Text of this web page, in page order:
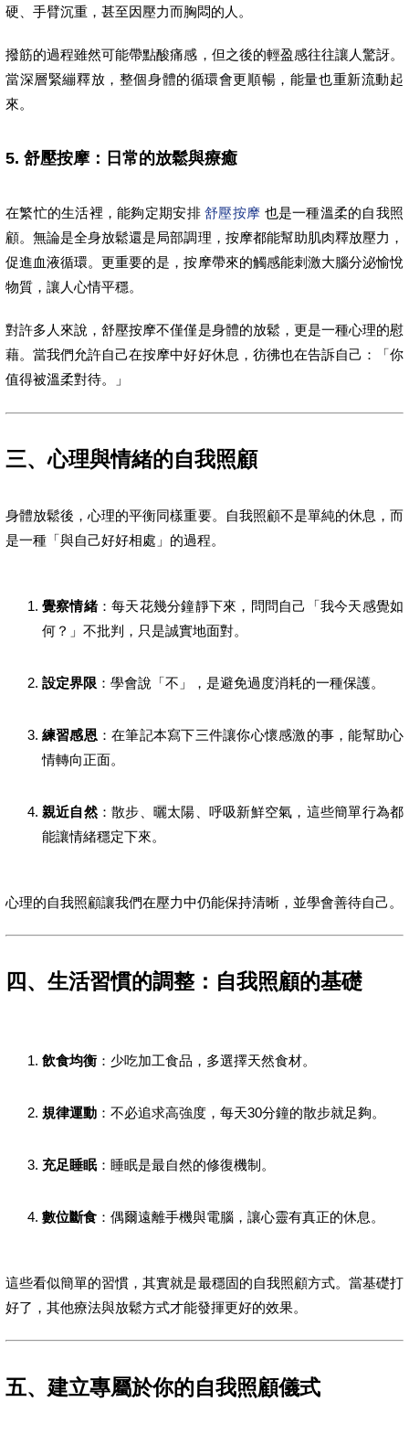
硬、手臂沉重，甚至因壓力而胸悶的人。
撥筋的過程雖然可能帶點酸痛感，但之後的輕盈感往往讓人驚訝。
當深層緊繃釋放，整個身體的循環會更順暢，能量也重新流動起
來。
5. 舒壓按摩：日常的放鬆與療癒
在繁忙的生活裡，能夠定期安排舒壓按摩 也是一種溫柔的自我照
顧。無論是全身放鬆還是局部調理，按摩都能幫助肌肉釋放壓力，
促進血液循環。更重要的是，按摩帶來的觸感能刺激大腦分泌愉悅
物質，讓人心情平穩。
對許多人來說，舒壓按摩不僅僅是身體的放鬆，更是一種心理的慰
藉。當我們允許自己在按摩中好好休息，彷彿也在告訴自己：「你
值得被溫柔對待。」
三、心理與情緒的自我照顧
身體放鬆後，心理的平衡同樣重要。自我照顧不是單純的休息，而
是一種「與自己好好相處」的過程。
覺察情緒：每天花幾分鐘靜下來，問問自己「我今天感覺如
何？」不批判，只是誠實地面對。
設定界限 ：學會說「不」，是避免過度消耗的一種保護。
練習感恩 ：在筆記本寫下三件讓你心懷感激的事，能幫助心
情轉向正面。
親近自然：散步、曬太陽、呼吸新鮮空氣，這些簡單行為都
能讓情緒穩定下來。
心理的自我照顧讓我們在壓力中仍能保持清晰，並學會善待自己。
四、生活習慣的調整：自我照顧的基礎
飲食均衡 ：少吃加工食品，多選擇天然食材。
規律運動 ：不必追求高強度，每天30分鐘的散步就足夠。
充足睡眠：睡眠是最自然的修復機制。
數位斷食 ：偶爾遠離手機與電腦，讓心靈有真正的休息。
這些看似簡單的習慣，其實就是最穩固的自我照顧方式。當基礎打
好了，其他療法與放鬆方式才能發揮更好的效果。
五、建立專屬於你的自我照顧儀式